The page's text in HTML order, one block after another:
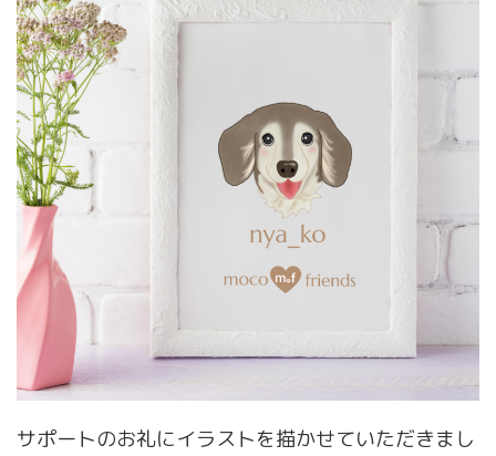
サポートのお礼にイラストを描かせていただきまし